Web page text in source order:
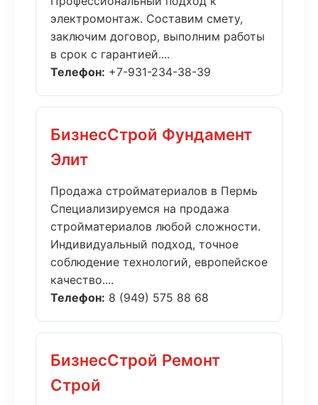
электромонтаж. Составим смету,
заключим договор, выполним работы
в срок с гарантией....
Телефон: +7-931-234-38-39
БизнесСтрой Фундамент
Элит
Продажа стройматериалов в Пермь
Специализируемся на продажа
стройматериалов любой сложности.
Индивидуальный подход, точное
соблюдение технологий, европейское
качество....
Телефон: 8 (949) 575 88 68
БизнесСтрой Ремонт
Строй